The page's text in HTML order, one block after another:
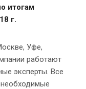
итогам
г.
Уфе,
работают
эксперты. Все